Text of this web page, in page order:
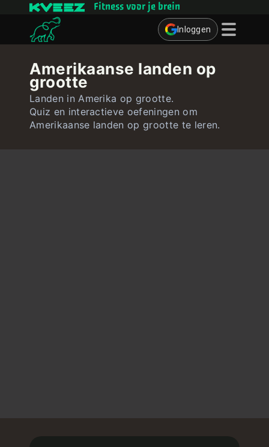
Fitness voor je brein
Inloggen
Quizzen
Gebruiker
Contact
Amerikaanse landen op
grootte
Landen in Amerika op grootte.
Quiz en interactieve oefeningen om
Amerikaanse landen op grootte te leren.